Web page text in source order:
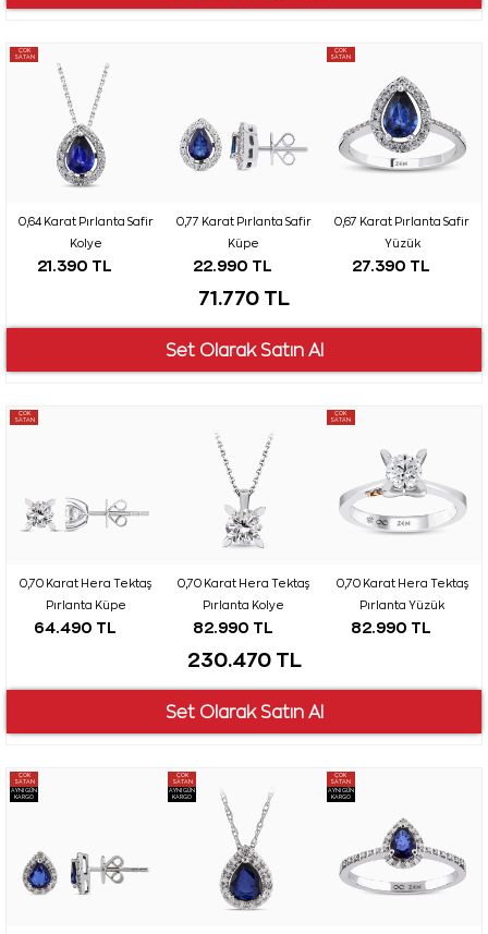
ÇOK
SATAN
0,64 Karat Pırlanta Safir
Kolye
21.390 TL
0,77 Karat Pırlanta Safir
Küpe
22.990 TL
ÇOK
SATAN
0,67 Karat Pırlanta Safir
Yüzük
27.390 TL
71.770 TL
ÇOK
SATAN
0,70 Karat Hera Tektaş
Pırlanta Küpe
64.490 TL
0,70 Karat Hera Tektaş
Pırlanta Kolye
82.990 TL
ÇOK
SATAN
0,70 Karat Hera Tektaş
Pırlanta Yüzük
82.990 TL
230.470 TL
ÇOK
SATAN
AYNI GÜN
KARGO
ÇOK
SATAN
AYNI GÜN
KARGO
ÇOK
SATAN
AYNI GÜN
KARGO